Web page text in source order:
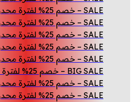
SALE – خصم 25% لفترة محدودة ⚡